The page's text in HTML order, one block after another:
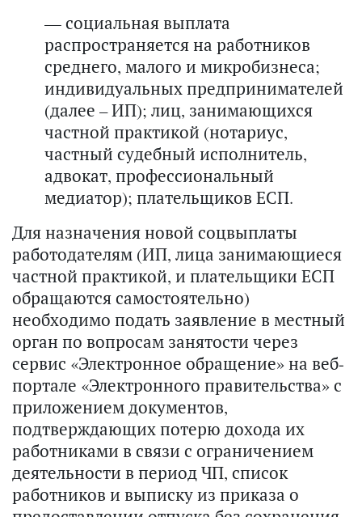
— социальная выплата
распространяется на работников
среднего, малого и микробизнеса;
индивидуальных предпринимателей
(далее –­ ИП); лиц, занимающихся
частной практикой (нотариус,
частный судебный исполнитель,
адвокат, профессиональный
медиатор); плательщиков ЕСП.
Для назначения новой соцвыплаты
работодателям (ИП, лица занимающиеся
частной практикой, и плательщики ЕСП
обращаются самостоятельно)
необходимо подать заявление в местный
орган по вопросам занятости через
сервис «Электронное обращение» на веб-
портале «Электронного правительства» с
приложением документов,
подтверждающих потерю дохода их
работниками в связи с ограничением
деятельности в период ЧП, список
работников и выписку из приказа о